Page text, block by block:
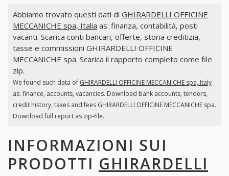
Abbiamo trovato questi dati di GHIRARDELLI OFFICINE
MECCANICHE spa, Italia as: finanza, contabilità, posti
vacanti. Scarica conti bancari, offerte, storia creditizia,
tasse e commissioni GHIRARDELLI OFFICINE
MECCANICHE spa. Scarica il rapporto completo come file
zip.
We found such data of GHIRARDELLI OFFICINE MECCANICHE spa, Italy
as: finance, accounts, vacancies. Download bank accounts, tenders,
credit history, taxes and fees GHIRARDELLI OFFICINE MECCANICHE spa.
Download full report as zip-file.
INFORMAZIONI SUI
PRODOTTI GHIRARDELLI